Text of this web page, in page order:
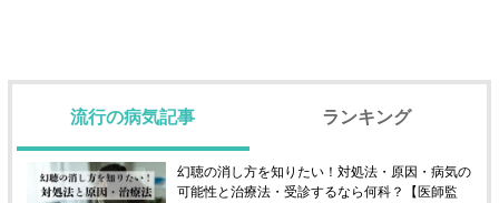
流行の病気記事 ランキング
幻聴の消し方を知りたい！対処法・原因・病気の
可能性と治療法・受診するなら何科？【医師監